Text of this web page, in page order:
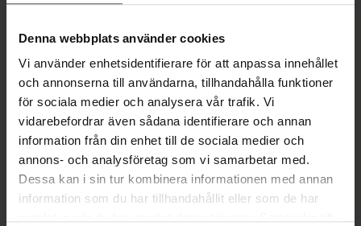
Denna webbplats använder cookies
Vi använder enhetsidentifierare för att anpassa innehållet
och annonserna till användarna, tillhandahålla funktioner
för sociala medier och analysera vår trafik. Vi
vidarebefordrar även sådana identifierare och annan
information från din enhet till de sociala medier och
annons- och analysföretag som vi samarbetar med.
Dessa kan i sin tur kombinera informationen med annan
information som du har tillhandahållit eller som de har
24-timmars dokumenterat skydd mot dålig
utan dödar bakterierna som får dig att lukta.
Håller dig torr och doftande hela dagen.
Certifierad VEGAN och innehåller inte
aluminiumklorid.
Deodoranten har en energigivande doft av
mynta & aloevera med en hint av italiensk
bergamott.
Jämförpris 7,48 kr /g